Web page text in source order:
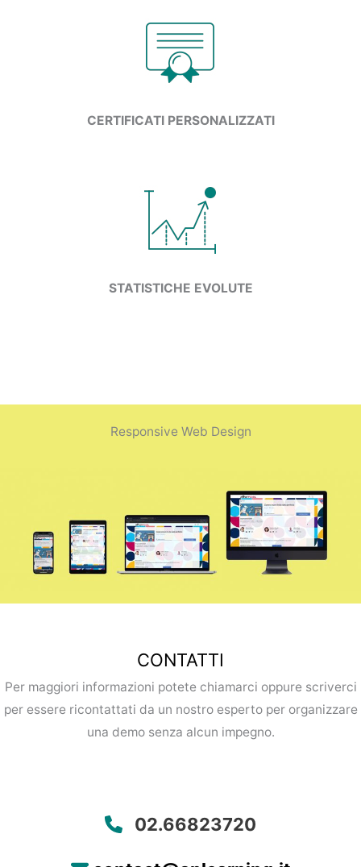
CERTIFICATI PERSONALIZZATI
STATISTICHE EVOLUTE
Responsive Web Design
CONTATTI
Per maggiori informazioni potete chiamarci oppure scriverci
per essere ricontattati da un nostro esperto per organizzare
una demo senza alcun impegno.
02.66823720